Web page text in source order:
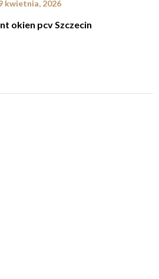
kwietnia, 2026
okien pcv Szczecin